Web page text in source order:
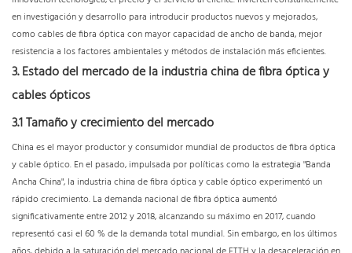
en investigación y desarrollo para introducir productos nuevos y mejorados,
como cables de fibra óptica con mayor capacidad de ancho de banda, mejor
resistencia a los factores ambientales y métodos de instalación más eficientes.
3. Estado del mercado de la industria china de fibra óptica y
cables ópticos
3.1 Tamaño y crecimiento del mercado
China es el mayor productor y consumidor mundial de productos de fibra óptica
y cable óptico. En el pasado, impulsada por políticas como la estrategia "Banda
Ancha China", la industria china de fibra óptica y cable óptico experimentó un
rápido crecimiento. La demanda nacional de fibra óptica aumentó
significativamente entre 2012 y 2018, alcanzando su máximo en 2017, cuando
representó casi el 60 % de la demanda total mundial. Sin embargo, en los últimos